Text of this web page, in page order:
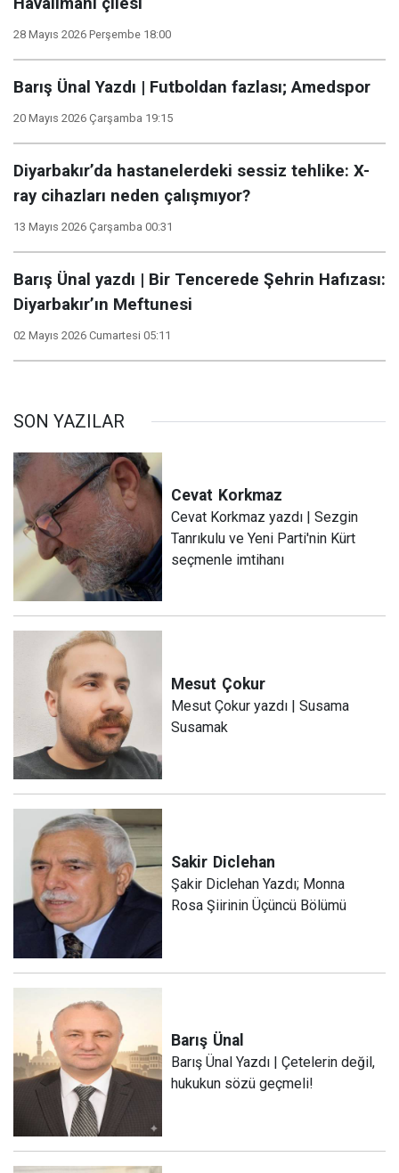
28 Mayıs 2026 Perşembe 18:00
Barış Ünal Yazdı | Futboldan fazlası; Amedspor
20 Mayıs 2026 Çarşamba 19:15
Diyarbakır’da hastanelerdeki sessiz tehlike: X-
ray cihazları neden çalışmıyor?
13 Mayıs 2026 Çarşamba 00:31
Barış Ünal yazdı | Bir Tencerede Şehrin Hafızası:
Diyarbakır’ın Meftunesi
02 Mayıs 2026 Cumartesi 05:11
SON YAZILAR
Cevat Korkmaz
Cevat Korkmaz yazdı | Sezgin
Tanrıkulu ve Yeni Parti'nin Kürt
seçmenle imtihanı
Mesut Çokur
Mesut Çokur yazdı | Susama
Susamak
Sakir Diclehan
Şakir Diclehan Yazdı; Monna
Rosa Şiirinin Üçüncü Bölümü
Barış Ünal
Barış Ünal Yazdı | Çetelerin değil,
hukukun sözü geçmeli!